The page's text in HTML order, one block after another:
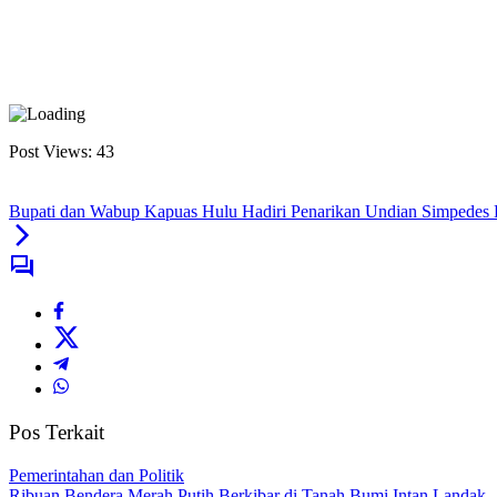
Post Views: 43
Bupati dan Wabup Kapuas Hulu Hadiri Penarikan Undian Simpedes
Pos Terkait
Pemerintahan dan Politik